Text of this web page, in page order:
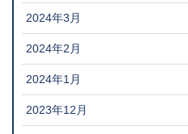
2024年3月
2024年2月
2024年1月
2023年12月